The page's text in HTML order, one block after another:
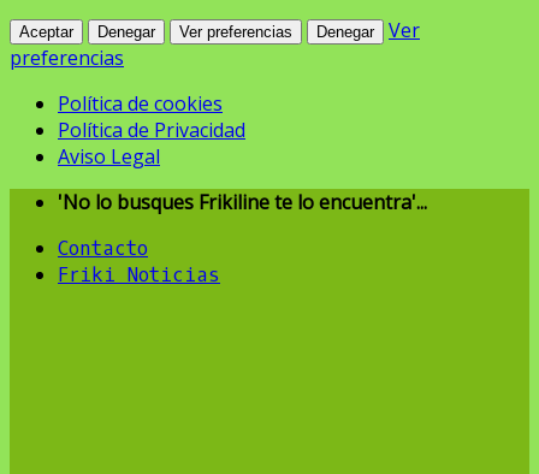
Aceptar Denegar Ver preferencias Denegar
Ver
preferencias
Política de cookies
Política de Privacidad
Aviso Legal
Skip
content
'No lo busques Frikiline te lo encuentra'...
Contacto
Friki Noticias